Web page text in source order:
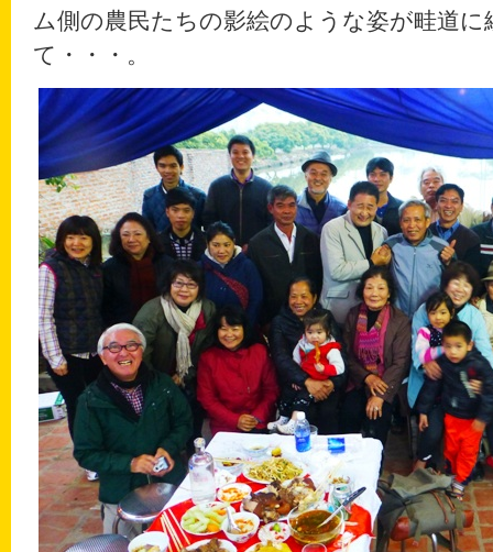
ム側の農民たちの影絵のような姿が畦道に
て・・・。